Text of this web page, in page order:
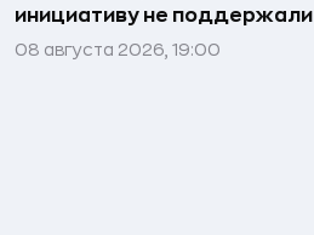
инициативу не поддержали
08 августа 2026, 19:00